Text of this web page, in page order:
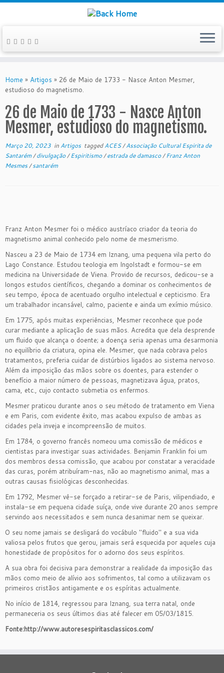
to
content
Home » Artigos » 26 de Maio de 1733 - Nasce Anton Mesmer,
estudioso do magnetismo.
26 de Maio de 1733 - Nasce Anton
Mesmer, estudioso do magnetismo.
Março 20, 2023 in Artigos taggedACES/Associação Cultural Espirita de
Santarém/divulgação/Espiritismo/estrada de damasco/Franz Anton
Mesmes/santarém
Franz Anton Mesmer foi o médico austríaco criador da teoria do
magnetismo animal conhecido pelo nome de mesmerismo.
Nasceu a 23 de Maio de 1734 em Iznang, uma pequena vila perto do
Lago Constance. Estudou teologia em Ingolstadt e formou-se em
medicina na Universidade de Viena. Provido de recursos, dedicou-se a
longos estudos científicos, chegando a dominar os conhecimentos de
seu tempo, época de acentuado orgulho intelectual e cepticismo. Era
um trabalhador incansável, calmo, paciente e ainda um exímio músico.
Em 1775, após muitas experiências, Mesmer reconhece que pode
curar mediante a aplicação de suas mãos. Acredita que dela desprende
um fluido que alcança o doente; a doença seria apenas uma desarmonia
no equilíbrio da criatura, opina ele. Mesmer, que nada cobrava pelos
tratamentos, preferia cuidar de distúrbios ligados ao sistema nervoso.
Além da imposição das mãos sobre os doentes, para estender o
benefício a maior número de pessoas, magnetizava água, pratos,
cama, etc., cujo contacto submetia os enfermos.
Mesmer praticou durante anos o seu método de tratamento em Viena
e em Paris, com evidente êxito, mas acabou expulso de ambas as
cidades pela inveja e incompreensão de muitos.
Em 1784, o governo francês nomeou uma comissão de médicos e
cientistas para investigar suas actividades. Benjamin Franklin foi um
dos membros dessa comissão, que acabou por constatar a veracidade
das curas, porém atribuíram-nas, não ao magnetismo animal, mas a
outras causas fisiológicas desconhecidas.
Em 1792, Mesmer vê-se forçado a retirar-se de Paris, vilipendiado, e
instala-se em pequena cidade suíça, onde vive durante 20 anos sempre
servindo aos necessitados e sem nunca desanimar nem se queixar.
O seu nome jamais se desligará do vocábulo "fluido" e a sua vida
valiosa pelos frutos que gerou, jamais será esquecida por aqueles cuja
honestidade de propósitos for o adorno dos seus espíritos.
A sua obra foi decisiva para demonstrar a realidade da imposição das
mãos como meio de alívio aos sofrimentos, tal como a utilizavam os
primeiros cristãos antigamente e os espíritas actualmente.
No início de 1814, regressou para Iznang, sua terra natal, onde
permaneceria os seus últimos dias até falecer em 05/03/1815.
Fonte:http://www.autoresespiritasclassicos.com/